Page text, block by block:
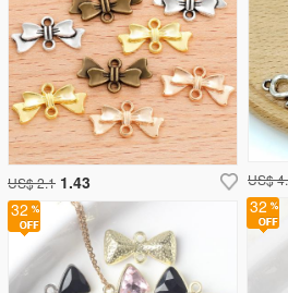
US$
US$ 2.1 1.43
32
32